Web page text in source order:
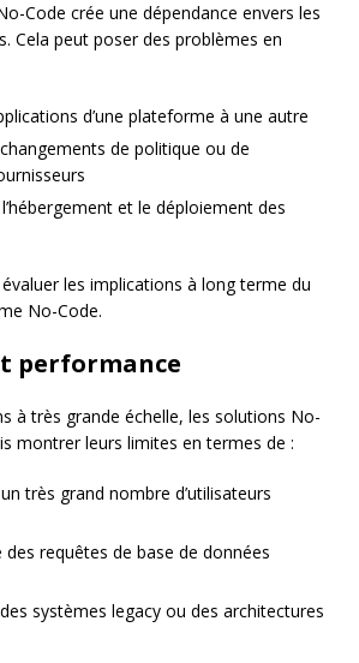
Code crée une dépendance envers les
Cela peut poser des problèmes en
d’une plateforme à une autre
de politique ou de
et le déploiement des
les implications à long terme du
No-Code.
performance
à très grande échelle, les solutions No-
montrer leurs limites en termes de :
très grand nombre d’utilisateurs
requêtes de base de données
systèmes legacy ou des architectures